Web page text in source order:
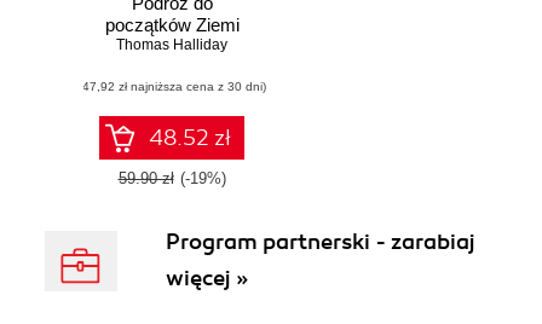
początków Ziemi
Thomas Halliday
(47,92 zł najniższa cena z 30 dni)
48.52 zł
59.90 zł (-19%)
Program partnerski - zarabiaj
więcej »